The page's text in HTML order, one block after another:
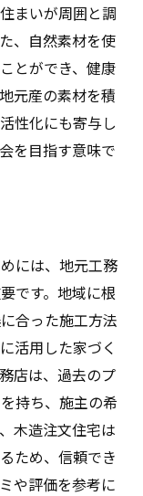
る方法
ント
び方
性
シブルな間取
方
調和
注文住宅の魅
まいが周囲と調
、自然素材を使
とができ、健康
元産の素材を積
性化にも寄与し
を目指す意味で
には、地元工務
です。地域に根
合った施工方法
活用した家づく
店は、過去のプ
持ち、施主の希
木造注文住宅は
ため、信頼でき
や評価を参考に